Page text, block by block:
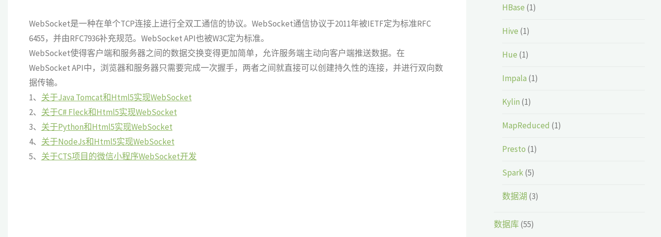
WebSocket是一种在单个TCP连接上进行全双工通信的协议。WebSocket通信协议于2011年被IETF定为标准RFC
6455，并由RFC7936补充规范。WebSocket API也被W3C定为标准。
WebSocket使得客户端和服务器之间的数据交换变得更加简单，允许服务端主动向客户端推送数据。在
WebSocket API中，浏览器和服务器只需要完成一次握手，两者之间就直接可以创建持久性的连接，并进行双向数
据传输。
1、 关于Java Tomcat和Html5实现WebSocket
2、 关于C# Fleck和Html5实现WebSocket
3、 关于Python和Html5实现WebSocket
4、 关于NodeJs和Html5实现WebSocket
5、 关于CTS项目的微信小程序WebSocket开发
HBase (1)
Hive (1)
Hue (1)
Impala (1)
Kylin (1)
MapReduced (1)
Presto (1)
Spark(5)
数据湖 (3)
数据库(55)